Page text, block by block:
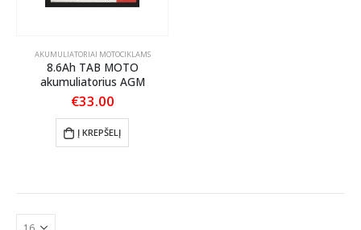
AKUMULIATORIAI MOTOCIKLAMS
8.6Ah TAB MOTO
akumuliatorius AGM
€33.00
Į KREPŠELĮ